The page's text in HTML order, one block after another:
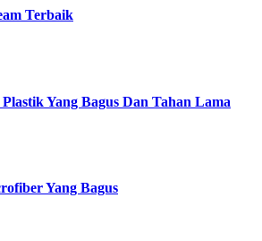
Terbaik
Yang Bagus Dan Tahan Lama
Yang Bagus